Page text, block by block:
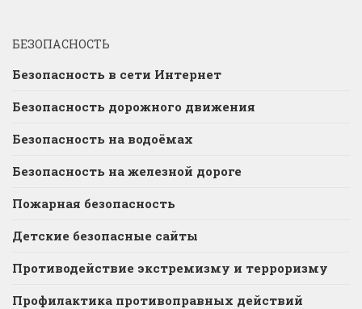
БЕЗОПАСНОСТЬ
Безопасность в сети Интернет
Безопасность дорожного движения
Безопасность на водоёмах
Безопасность на железной дороге
Пожарная безопасность
Детские безопасные сайты
Противодействие экстремизму и терроризму
Профилактика противоправных действий